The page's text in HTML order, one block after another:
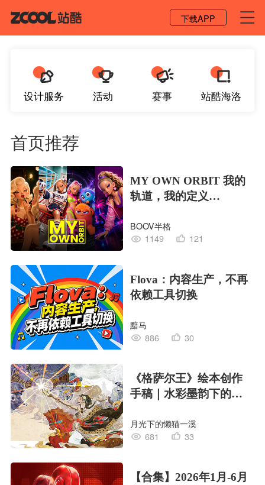
下载APP
设计服务 活动 赛事 站酷海洛
首页推荐
MY OWN ORBIT 我的
轨道，我的定义
对
BOOV半格
1149
121
Flova：内容生产，不再
依赖工具切换
黯马
886
30
《格萨尔王》绘本创作
手稿｜水彩墨韵下的史
月光下的懒猫一溪
681
33
【合集】2026年1月-6月